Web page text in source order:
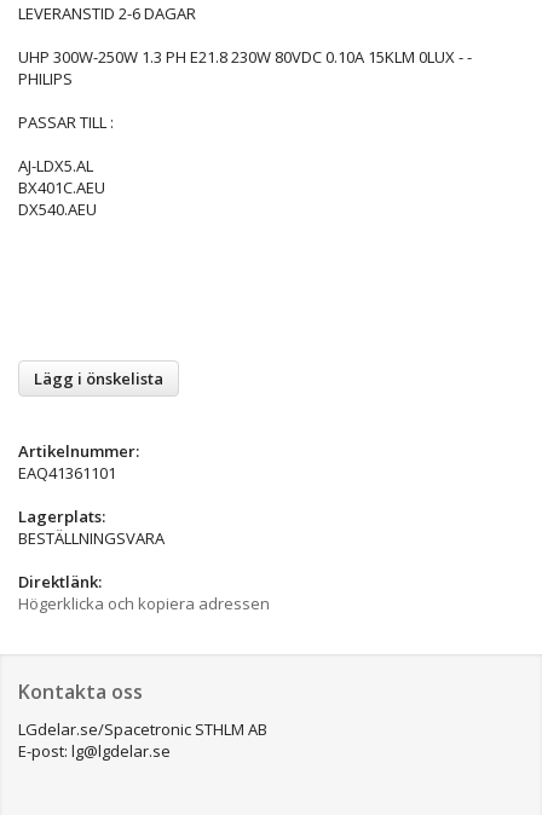
LEVERANSTID 2-6 DAGAR
UHP 300W-250W 1.3 PH E21.8 230W 80VDC 0.10A 15KLM 0LUX - -
PHILIPS
PASSAR TILL :
AJ-LDX5.AL
BX401C.AEU
DX540.AEU
Lägg i önskelista
Artikelnummer:
EAQ41361101
Lagerplats:
BESTÄLLNINGSVARA
Direktlänk:
Högerklicka och kopiera adressen
Kontakta oss
LGdelar.se/Spacetronic STHLM AB
E-post: lg@lgdelar.se